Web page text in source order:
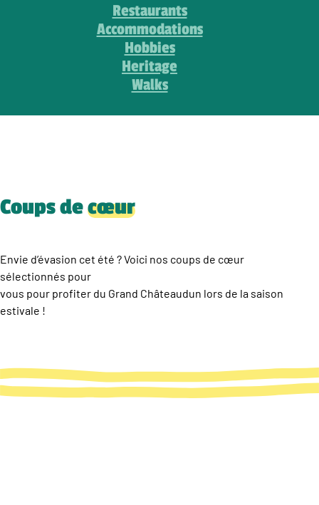
Restaurants
Accommodations
Hobbies
Heritage
Walks
Coups decœur
Envie d’évasion cet été ? Voici nos coups de cœur
sélectionnés pour
vous pour profiter du Grand Châteaudun lors de la saison
estivale !